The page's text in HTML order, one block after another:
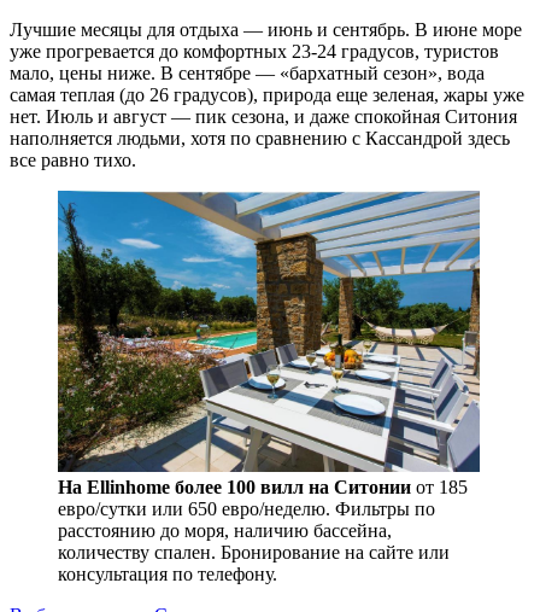
Лучшие месяцы для отдыха — июнь и сентябрь. В июне море
уже прогревается до комфортных 23-24 градусов, туристов
мало, цены ниже. В сентябре — «бархатный сезон», вода
самая теплая (до 26 градусов), природа еще зеленая, жары уже
нет. Июль и август — пик сезона, и даже спокойная Ситония
наполняется людьми, хотя по сравнению с Кассандрой здесь
все равно тихо.
На Ellinhome более 100 вилл на Ситонии от 185
евро/сутки или 650 евро/неделю. Фильтры по
расстоянию до моря, наличию бассейна,
количеству спален. Бронирование на сайте или
консультация по телефону.